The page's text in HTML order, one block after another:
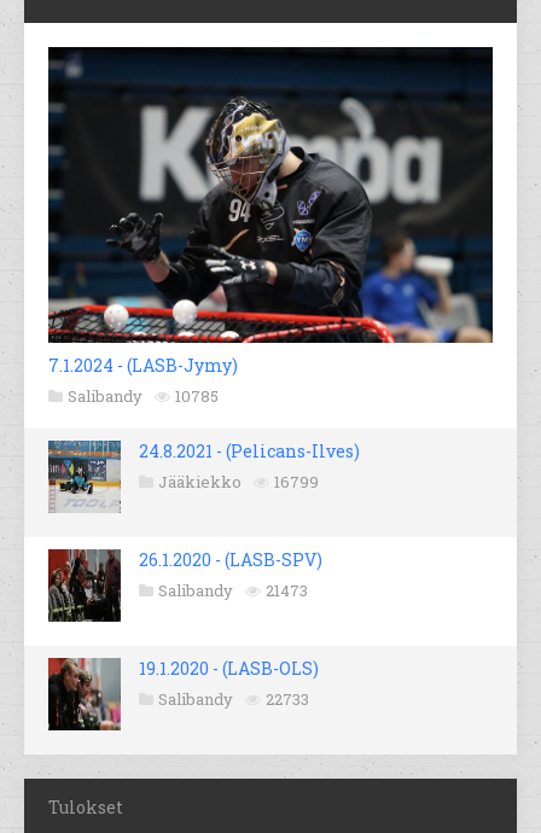
7.1.2024 - (LASB-Jymy)
Salibandy 10785
24.8.2021 - (Pelicans-Ilves)
Jääkiekko 16799
26.1.2020 - (LASB-SPV)
Salibandy 21473
19.1.2020 - (LASB-OLS)
Salibandy 22733
Tulokset